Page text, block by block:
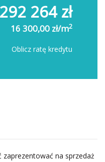
264 zł
16 300,00 zł/m2
Oblicz ratę kredytu
na sprzedaż